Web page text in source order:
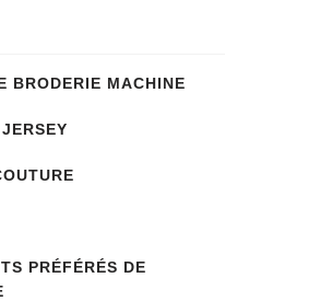
BRODERIE MACHINE
PRÉFÉRÉS DE